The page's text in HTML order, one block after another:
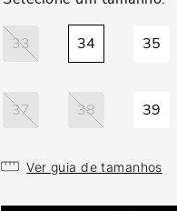
33 34 35
37 38 39
Ver guia de tamanhos